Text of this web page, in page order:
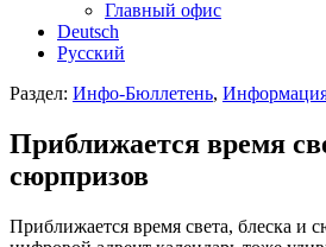
Главный офис
Deutsch
Русский
Раздел: Инфо-Бюллетень,
Приближается время
сюрпризов
Приближается время света, блеска и